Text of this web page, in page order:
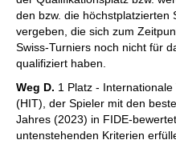
den bzw. die höchstplatzierten
vergeben, die sich zum
Swiss-Turniers noch nicht für
qualifiziert haben.
Weg D. 1 Platz -
(HIT), der Spieler mit den
Jahres (2023) in FIDE-
untenstehenden Kriterien